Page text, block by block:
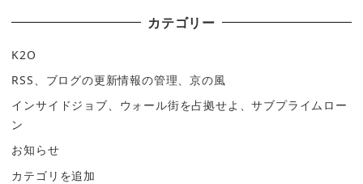
カテゴリー
K2O
RSS、ブログの更新情報の管理、京の風
インサイドジョブ、ウォール街を占拠せよ、サブプライムロー
ン
お知らせ
カテゴリを追加